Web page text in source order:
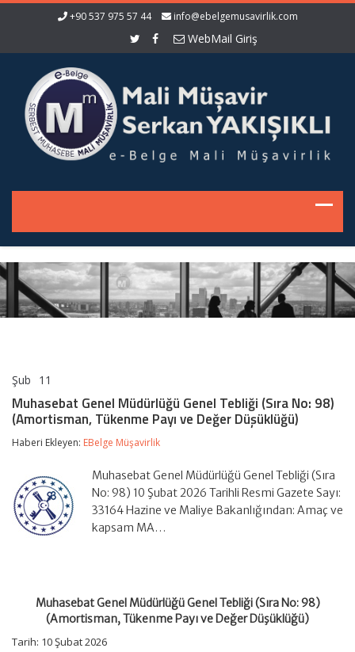
+90 537 975 57 44 info@ebelgemusavirlik.com
WebMail Giriş
Şub 11
Müdürlüğü
Genel
(Sıra
(Amortisman,
Tükenme
Payı
Muhasebat Genel Müdürlüğü Genel Tebliği (Sıra No: 98)
(Amortisman, Tükenme Payı ve Değer Düşüklüğü)
Haberi Ekleyen: EBelge Müşavirlik
Muhasebat Genel Müdürlüğü Genel Tebliği (Sıra
No: 98) 10 Şubat 2026 Tarihli Resmi Gazete Sayı:
33164 Hazine ve Maliye Bakanlığından: Amaç ve
kapsam MA…
Muhasebat Genel Müdürlüğü Genel Tebliği (Sıra No: 98)
(Amortisman, Tükenme Payı ve Değer Düşüklüğü)
Tarih: 10 Şubat 2026